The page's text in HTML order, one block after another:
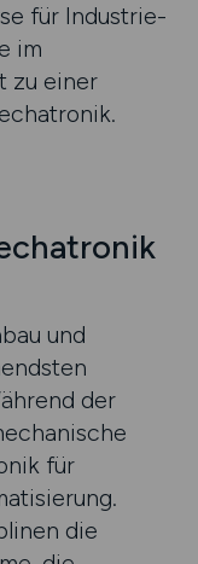
für Industrie-
im
zu einer
und
der
für
die